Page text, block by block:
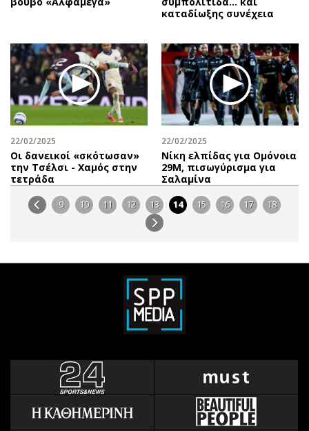
καταδίωξης συνέχεια
22/02/2025
Οι δανεικοί «σκότωσαν»
την Τσέλσι - Χαμός στην
τετράδα
22/02/2025
Νίκη ελπίδας για Ομόνοια
29Μ, πισωγύρισμα για
Σαλαμίνα
9 10 11 12 13 14 15 16 17 18